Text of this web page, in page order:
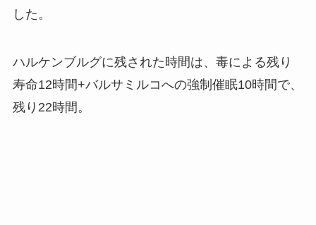
した。
ハルケンブルグに残された時間は、毒による残り
寿命12時間+バルサミルコへの強制催眠10時間で、
残り22時間。